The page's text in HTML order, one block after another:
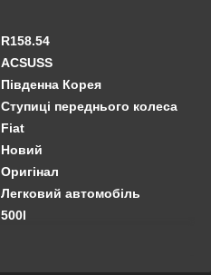
R158.54
ACSUSS
Південна Корея
Ступиці переднього колеса
Fiat
Новий
Оригінал
Легковий автомобіль
500l